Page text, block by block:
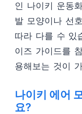
인 나이키 운동
발 모양이나 선
따라 다를 수 있
이즈 가이드를
용해보는 것이
나이키 에어
요?